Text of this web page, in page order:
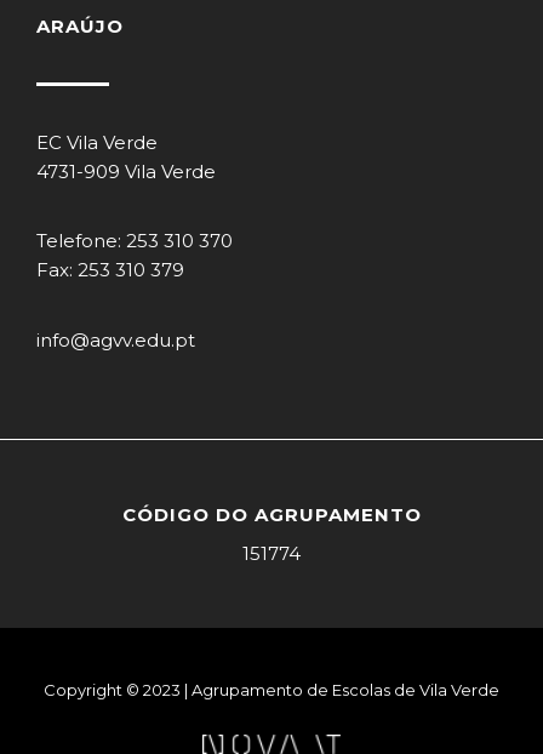
ARAÚJO
EC Vila Verde
4731-909 Vila Verde
Telefone: 253 310 370
Fax: 253 310 379
info@agvv.edu.pt
CÓDIGO DO AGRUPAMENTO
151774
Copyright © 2023 | Agrupamento de Escolas de Vila Verde